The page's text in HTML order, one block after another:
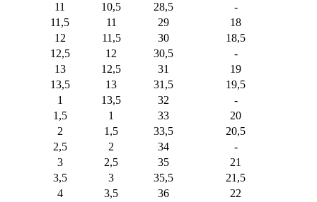
11
10,5 28,5
-
11,5
11 29
18
12
11,5 30
18,5
12,5
12 30,5
-
13
12,5 31
19
13,5
13 31,5
19,5
1
13,5 32
-
1,5
1 33
20
2
1,5 33,5
20,5
2,5
2 34
-
3
2,5 35
21
3,5
3 35,5
21,5
4
3,5 36
22